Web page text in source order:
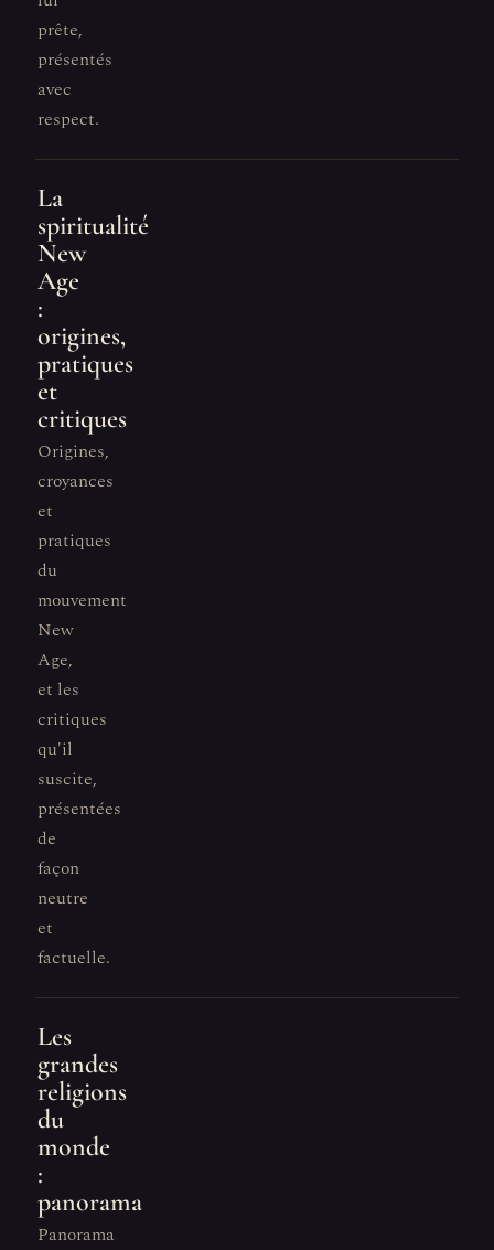
prête,
présentés
avec
respect.
La
spiritualité
New
Age
:
origines,
pratiques
et
critiques
Origines,
croyances
et
pratiques
du
mouvement
New
Age,
et les
critiques
qu'il
suscite,
présentées
de
façon
neutre
et
factuelle.
Les
grandes
religions
du
monde
:
panorama
Panorama